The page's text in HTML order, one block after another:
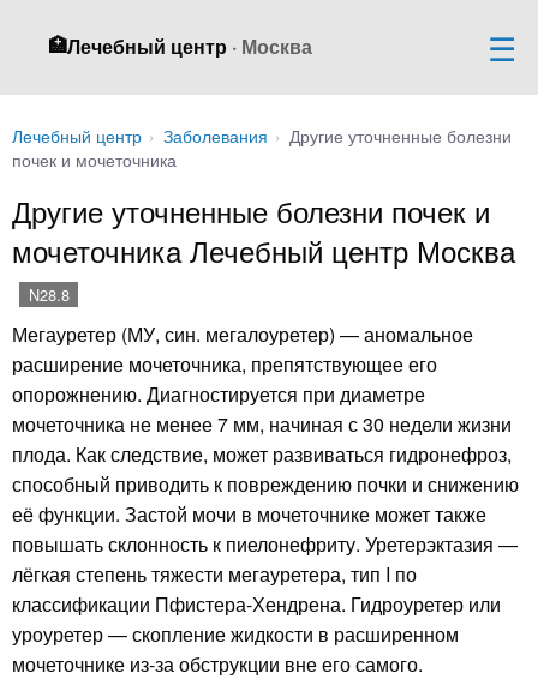
🏥Лечебный центр · Москва
Лечебный центр › Заболевания › Другие уточненные болезни
почек и мочеточника
Другие уточненные болезни почек и
мочеточника Лечебный центр Москва
N28.8
Мегауретер (МУ, син. мегалоуретер) — аномальное
расширение мочеточника, препятствующее его
опорожнению. Диагностируется при диаметре
мочеточника не менее 7 мм, начиная с 30 недели жизни
плода. Как следствие, может развиваться гидронефроз,
способный приводить к повреждению почки и снижению
её функции. Застой мочи в мочеточнике может также
повышать склонность к пиелонефриту. Уретерэктазия —
лёгкая степень тяжести мегауретера, тип I по
классификации Пфистера-Хендрена. Гидроуретер или
уроуретер — скопление жидкости в расширенном
мочеточнике из-за обструкции вне его самого.